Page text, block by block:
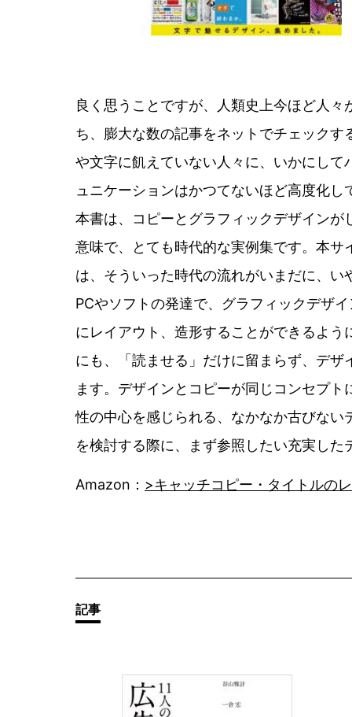
良く思うことですが、人類史上今ほど人
ち、膨大な数の記事をネットでチェック
や文字に飢えていない人々に、いかにし
ュニケーションはかつてないほど高度化
本書は、コピーとグラフィックデザイン
意味で、とても時代的な実例集です。本
は、そういった時代の流れがいまだに、
PCやソフトの発達で、グラフィックデザ
にレイアウト、造形することができるよ
にも、「読ませる」だけに留まらず、デ
ます。デザインとコピーが同じコンセプ
性の中心を感じられる、なかなか古びな
を検討する際に、まず参照したい充実し
Amazon： >キャッチコピー・タイトルの
その他の
記事